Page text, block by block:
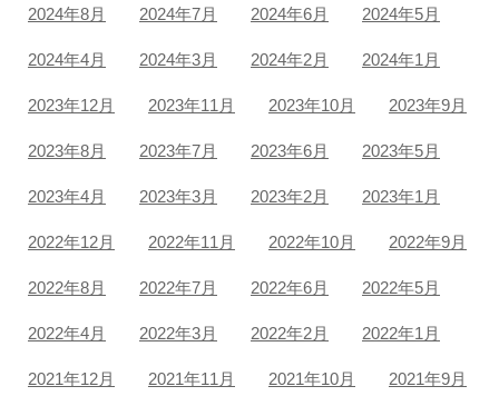
2024年8月 2024年7月 2024年6月 2024年5月
2024年4月 2024年3月 2024年2月 2024年1月
2023年12月 2023年11月 2023年10月 2023年9月
2023年8月 2023年7月 2023年6月 2023年5月
2023年4月 2023年3月 2023年2月 2023年1月
2022年12月 2022年11月 2022年10月 2022年9月
2022年8月 2022年7月 2022年6月 2022年5月
2022年4月 2022年3月 2022年2月 2022年1月
2021年12月 2021年11月 2021年10月 2021年9月